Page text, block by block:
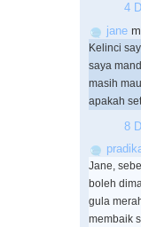
4
jane
Kelinci
saya
masih
apakah
8
Jane,
boleh
gula
membaik